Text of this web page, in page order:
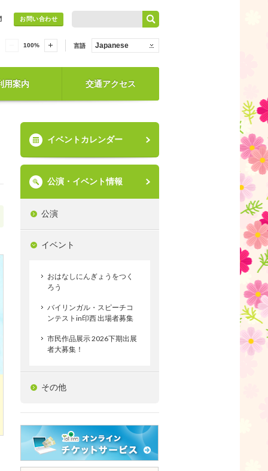
お問い合わせ
100% 言語 Japanese
用案内 交通アクセス
イベントカレンダー
公演・イベント情報
公演
イベント
おはなしにんぎょうをつく
ろう
バイリンガル・スピーチコ
ンテストin印西 出場者募集
市民作品展示 2026下期出展
者大募集！
その他